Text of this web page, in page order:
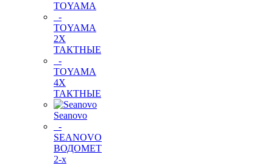
TOYAMA
-
TOYAMA
2Х
ТАКТНЫЕ
-
TOYAMA
4Х
ТАКТНЫЕ
Seanovo
-
SEANOVO
ВОДОМЕТ
2-х